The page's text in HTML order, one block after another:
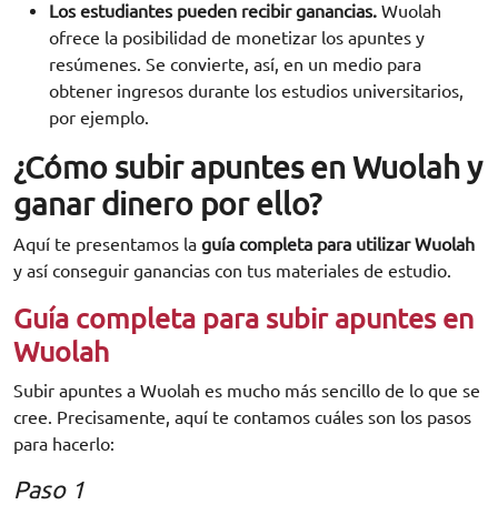
Los estudiantes pueden recibir ganancias. Wuolah
ofrece la posibilidad de monetizar los apuntes y
resúmenes. Se convierte, así, en un medio para
obtener ingresos durante los estudios universitarios,
por ejemplo.
¿Cómo subir apuntes enWuolahy
ganar dinero porello?
Aquí te presentamos la guía completa para utilizar Wuolah
y así conseguir ganancias con tus materiales de estudio.
Guía completa para subir apuntes en
Wuolah
Subir apuntes a Wuolah es mucho más sencillo de lo que se
cree. Precisamente, aquí te contamos cuáles son los pasos
para hacerlo:
Paso 1